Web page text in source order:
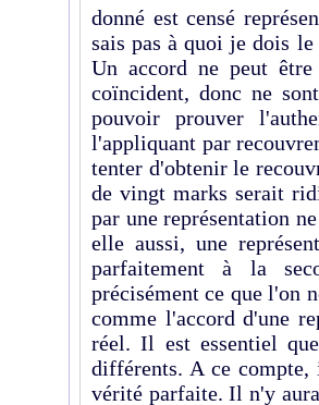
donné est censé
sais pas à quoi je dois
Un accord ne peut
coïncident, donc ne
pouvoir prouver
l'appliquant par
tenter d'obtenir le
de vingt marks serait
par une représentation
elle aussi, une
parfaitement à la
précisément ce que l'on
comme l'accord d'une
réel. Il est essentiel
différents. A ce
vérité parfaite. Il n'y